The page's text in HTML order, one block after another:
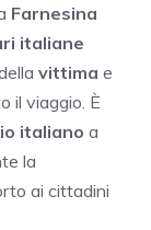
Farnesina
italiane
vittima e
il viaggio. È
italiano a
la
ai cittadini